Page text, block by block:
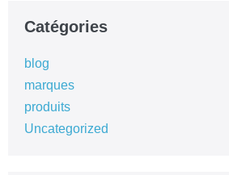
Catégories
blog
marques
produits
Uncategorized